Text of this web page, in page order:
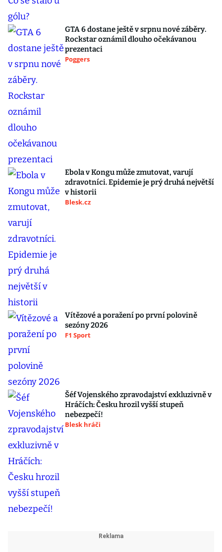
GTA 6 dostane ještě v srpnu nové záběry.
Rockstar oznámil dlouho očekávanou
prezentaci
Poggers
Ebola v Kongu může zmutovat, varují
zdravotníci. Epidemie je prý druhá největší
v historii
Blesk.cz
Vítězové a poražení po první polovině
sezóny 2026
F1 Sport
Šéf Vojenského zpravodajství exkluzivně v
Hráčích: Česku hrozil vyšší stupeň
nebezpečí!
Blesk hráči